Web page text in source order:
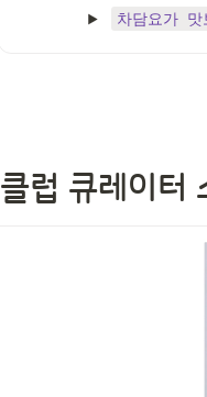
차담요가 맛
클럽 큐레이터